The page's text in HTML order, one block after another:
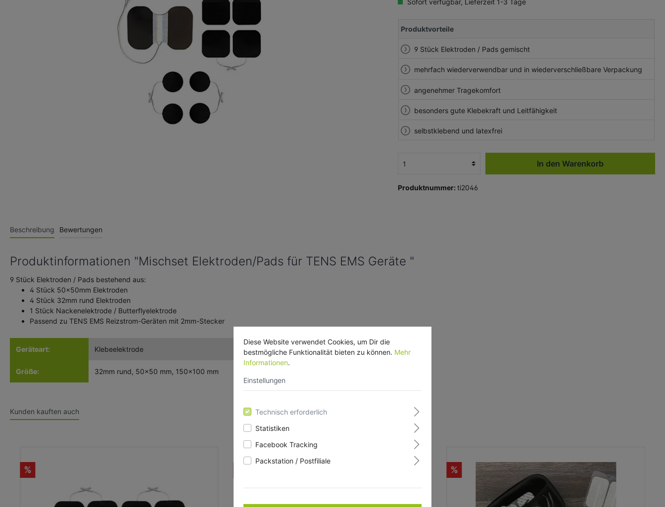
Sofort verfügbar, Lieferzeit 1-3 Tage
Produktvorteile
9 Stück Elektroden / Pads gemischt
mehrfach wiederverwendbar und in wiederverschließbare Verpackung
angenehmer Tragekomfort
besonders gute Klebekraft und Leitfähigkeit
selbstklebend und latexfrei
In den Warenkorb
Produktnummer: ti2046
Beschreibung Bewertungen
Produktinformationen "Mischset Elektroden/Pads für TENS EMS Geräte "
9 Stück Elektroden / Pads bestehend aus:
4 Stück 50x50mm Elektroden
4 Stück 32mm rund Elektroden
1 Stück Nackenelektrode / Butterflyelektrode
Passend zu TENS EMS Reizstrom-Geräten mit 2mm-Stecker
Geräteart: Klebeelektrode
Größe: 32mm rund, 50x50 mm, 150x100 mm
Kunden kauften auch
% %
Diese Website verwendet Cookies, um Dir die
bestmögliche Funktionalität bieten zu können. Mehr
Informationen
Einstellungen
Technisch erforderlich
Statistiken
Facebook Tracking
Packstation / Postfiliale